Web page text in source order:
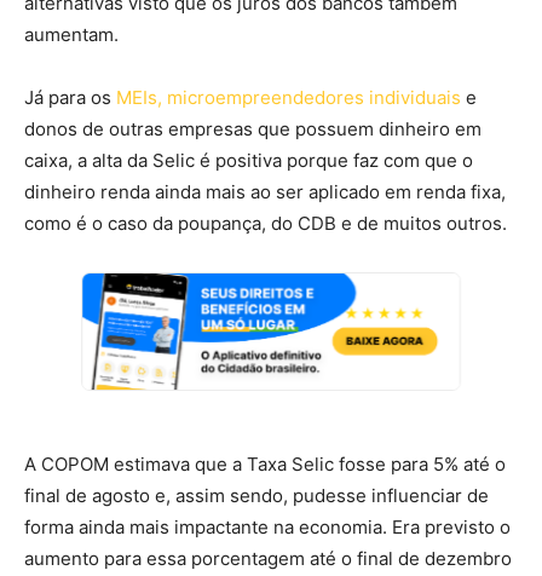
aumentam.
Já para os MEIs, microempreendedores individuais e
donos de outras empresas que possuem dinheiro em
caixa, a alta da Selic é positiva porque faz com que o
dinheiro renda ainda mais ao ser aplicado em renda fixa,
como é o caso da poupança, do CDB e de muitos outros.
A COPOM estimava que a Taxa Selic fosse para 5% até o
final de agosto e, assim sendo, pudesse influenciar de
forma ainda mais impactante na economia. Era previsto o
aumento para essa porcentagem até o final de dezembro